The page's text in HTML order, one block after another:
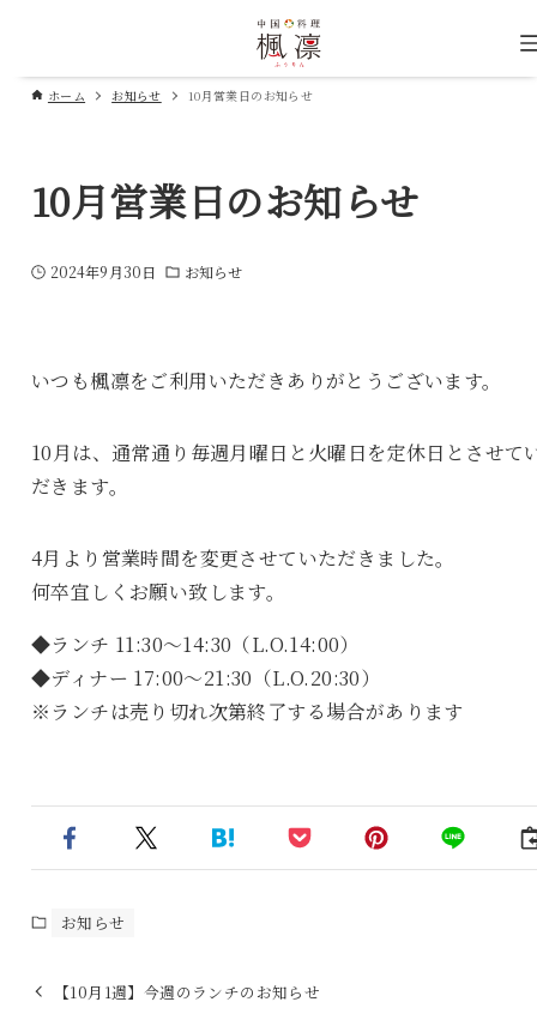
ホーム お知らせ 10月営業日のお知らせ
10月営業日のお知らせ
2024年9月30日 お知らせ
いつも楓凛をご利用いただきありがとうございます。
10月は、通常通り毎週月曜日と火曜日を定休日とさせて
だきます。
4月より営業時間を変更させていただきました。
何卒宜しくお願い致します。
◆ランチ 11:30～14:30（L.O.14:00）
◆ディナー 17:00～21:30（L.O.20:30）
※ランチは売り切れ次第終了する場合があります
お知らせ
【10月1週】今週のランチのお知らせ